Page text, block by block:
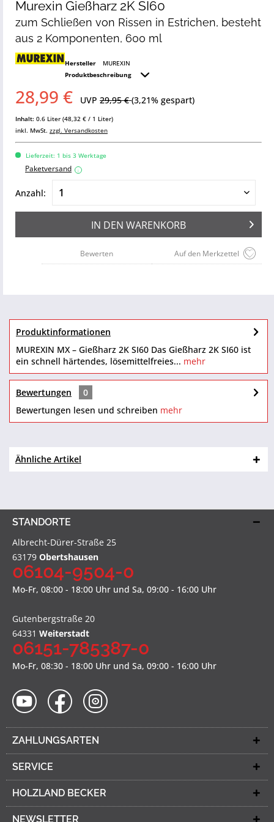
Murexin Gießharz 2K SI60
zum Schließen von Rissen in Estrichen, besteht
aus 2 Komponenten, 600 ml
Hersteller
MUREXIN
Produktbeschreibung
28,99 € UVP 29,95 €(3,21% gespart)
Inhalt: 0.6 Liter (48,32 € / 1 Liter)
inkl. MwSt. zzgl. Versandkosten
Lieferzeit: 1 bis 3 Werktage
Paketversand i
Anzahl:
IN DEN WARENKORB
Auf den Merkzettel
Bewerten
Produktinformationen
MUREXIN MX – Gießharz 2K SI60 Das Gießharz 2K SI60 ist
ein schnell härtendes, lösemittelfreies... mehr
Bewertungen
0
Bewertungen lesen und schreiben mehr
Ähnliche Artikel
STANDORTE
Albrecht-Dürer-Straße 25
63179 Obertshausen
06104-9504-0
Mo-Fr, 08:00 - 18:00 Uhr und Sa, 09:00 - 16:00 Uhr
Gutenbergstraße 20
64331 Weiterstadt
06151-785387-0
Mo-Fr, 08:30 - 18:00 Uhr und Sa, 09:00 - 16:00 Uhr
ZAHLUNGSARTEN
SERVICE
HOLZLAND BECKER
NEWSLETTER